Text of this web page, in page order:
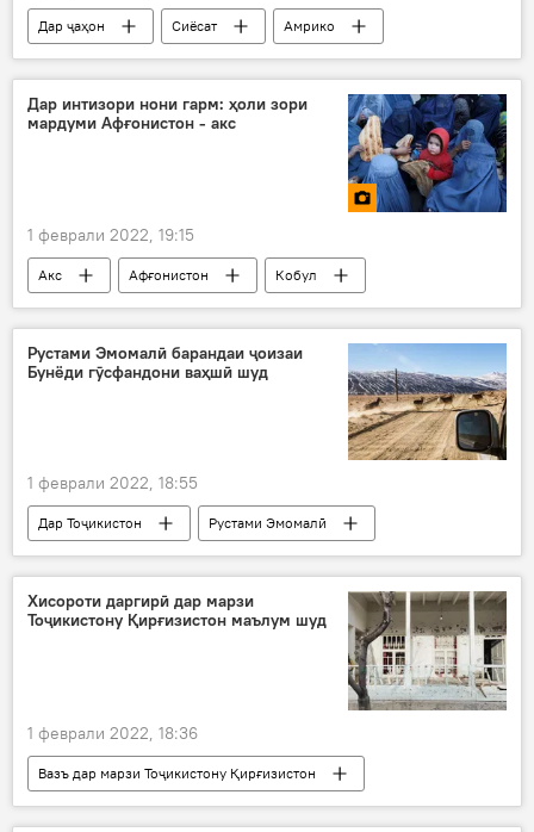
Дар ҷаҳон Сиёсат
Амрико
Ғарб
Дар Русия Украина
Дар интизори нони гарм: ҳоли зори
мардуми Афғонистон - акс
1 феврали 2022, 19:15
Акс Афғонистон Кобул
Рустами Эмомалӣ барандаи ҷоизаи
Бунёди гӯсфандони ваҳшӣ шуд
1 феврали 2022, 18:55
Дар Тоҷикистон
Рустами Эмомалӣ
ҳифз
Кумитаи ҳифзи муҳити зист
гӯсфанд
Хисороти даргирӣ дар марзи
Тоҷикистону Қирғизистон маълум шуд
1 феврали 2022, 18:36
Вазъ дар марзи Тоҷикистону Қирғизистон
Дар Тоҷикистон
Қирғизистон